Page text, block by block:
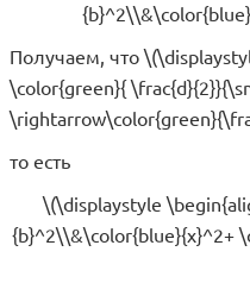
Получаем, что
\color{green}{
то есть
\(\displaystyle
{b}^2\\&\color{blue}{x}^2+